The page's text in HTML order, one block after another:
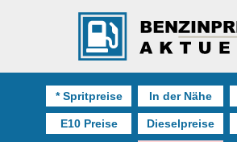
* Spritpreise In der Nähe
E10 Preise Dieselpreise